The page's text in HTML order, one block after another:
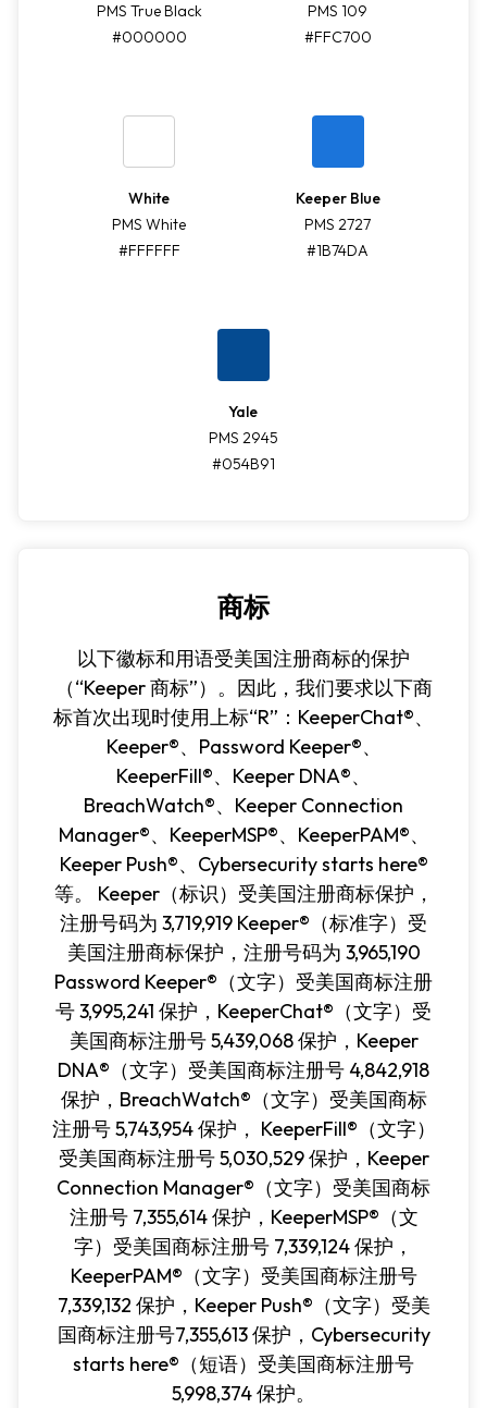
PMS True Black
#000000
PMS 109
#FFC700
White
PMS White
#FFFFFF
Keeper Blue
PMS 2727
#1B74DA
Yale
PMS 2945
#054B91
商标
以下徽标和用语受美国注册商标的保护
（“Keeper 商标”）。因此，我们要求以下商
标首次出现时使用上标“R”：KeeperChat®、
Keeper®、Password Keeper®、
KeeperFill®、Keeper DNA®、
BreachWatch®、Keeper Connection
Manager®、KeeperMSP®、KeeperPAM®、
Keeper Push®、Cybersecurity starts here®
等。 Keeper（标识）受美国注册商标保护，
注册号码为 3,719,919 Keeper®（标准字）受
美国注册商标保护，注册号码为 3,965,190
Password Keeper®（文字）受美国商标注册
号 3,995,241 保护，KeeperChat®（文字）受
美国商标注册号 5,439,068 保护，Keeper
DNA®（文字）受美国商标注册号 4,842,918
保护，BreachWatch®（文字）受美国商标
注册号 5,743,954 保护， KeeperFill®（文字）
受美国商标注册号 5,030,529 保护，Keeper
Connection Manager®（文字）受美国商标
注册号 7,355,614 保护，KeeperMSP®（文
字）受美国商标注册号 7,339,124 保护，
KeeperPAM®（文字）受美国商标注册号
7,339,132 保护，Keeper Push®（文字）受美
国商标注册号7,355,613 保护，Cybersecurity
starts here®（短语）受美国商标注册号
5,998,374 保护。